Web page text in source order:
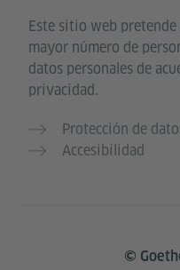
Este sitio web
mayor número de
datos personales de
privacidad.
Protección de
Accesibilidad
©